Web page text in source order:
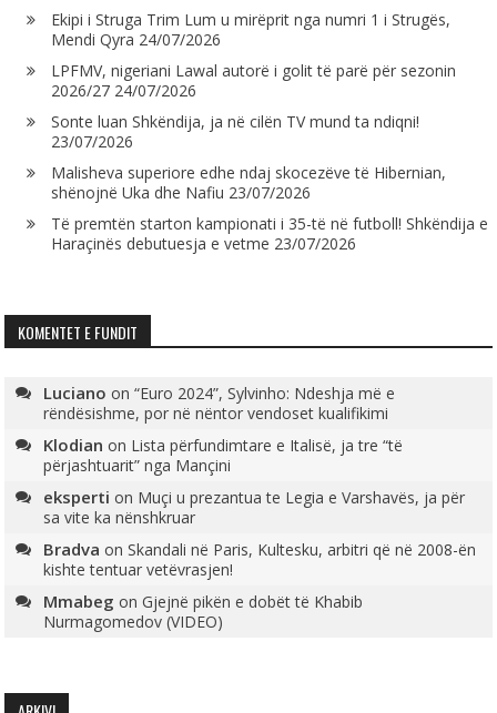
Ekipi i Struga Trim Lum u mirëprit nga numri 1 i Strugës,
Mendi Qyra 24/07/2026
LPFMV, nigeriani Lawal autorë i golit të parë për sezonin
2026/27 24/07/2026
Sonte luan Shkëndija, ja në cilën TV mund ta ndiqni!
23/07/2026
Malisheva superiore edhe ndaj skocezëve të Hibernian,
shënojnë Uka dhe Nafiu 23/07/2026
Të premtën starton kampionati i 35-të në futboll! Shkëndija e
Haraçinës debutuesja e vetme 23/07/2026
KOMENTET E FUNDIT
Luciano on“Euro 2024”, Sylvinho: Ndeshja më e
rëndësishme, por në nëntor vendoset kualifikimi
Klodian on Lista përfundimtare e Italisë, ja tre “të
përjashtuarit” nga Mançini
eksperti on Muçi u prezantua te Legia e Varshavës, ja për
sa vite ka nënshkruar
Bradva onSkandali në Paris, Kultesku, arbitri që në 2008-ën
kishte tentuar vetëvrasjen!
Mmabeg onGjejnë pikën e dobët të Khabib
Nurmagomedov (VIDEO)